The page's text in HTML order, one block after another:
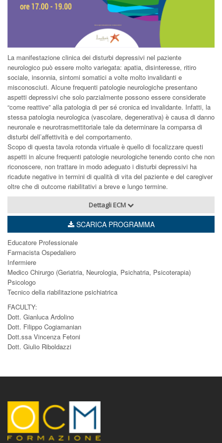
La manifestazione clinica dei disturbi depressivi nel paziente
neurologico può essere molto variegata: apatia, disinteresse, ritiro
sociale, insonnia, sintomi somatici a volte molto invalidanti e
misconosciuti. Alcune frequenti patologie neurologiche presentano
aspetti depressivi che solo parzialmente possono essere considerate
“come reattive” alla patologia di per sé cronica ed invalidante. Infatti, la
stessa patologia neurologica (vascolare, degenerativa) è causa di danno
neuronale e neurotrasmettitoriale tale da determinare la comparsa di
disturbi dell’affettività e del comportamento.
Scopo di questa tavola rotonda virtuale è quello di focalizzare questi
aspetti in alcune frequenti patologie neurologiche tenendo conto che non
riconoscere, non trattare in modo adeguato i disturbi depressivi ha
ricadute negative in termini di qualità di vita del paziente e del caregiver
oltre che di outcome riabilitativi a breve e lungo termine.
Dettagli ECM
SCARICA PROGRAMMA
Educatore Professionale
Farmacista Ospedaliero
Infermiere
Medico Chirurgo (Geriatria, Neurologia, Psichatria, Psicoterapia)
Psicologo
Tecnico della riabilitazione psichiatrica
FACULTY:
Dott. Gianluca Ardolino
Dott. Filippo Cogiamanian
Dott.ssa Vincenza Fetoni
Dott. Giulio Riboldazzi